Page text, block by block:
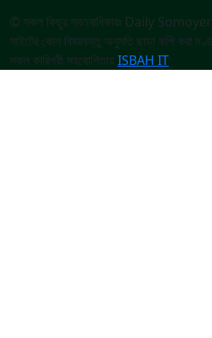
© সকল কিছুর স্বত্বাধিকারঃ Daily
সাইটের কোন বিষয়বস্তু অনুমতি ছাড়া কপি করা
সকল কারিগরী সহযোগিতায়ISBAH IT